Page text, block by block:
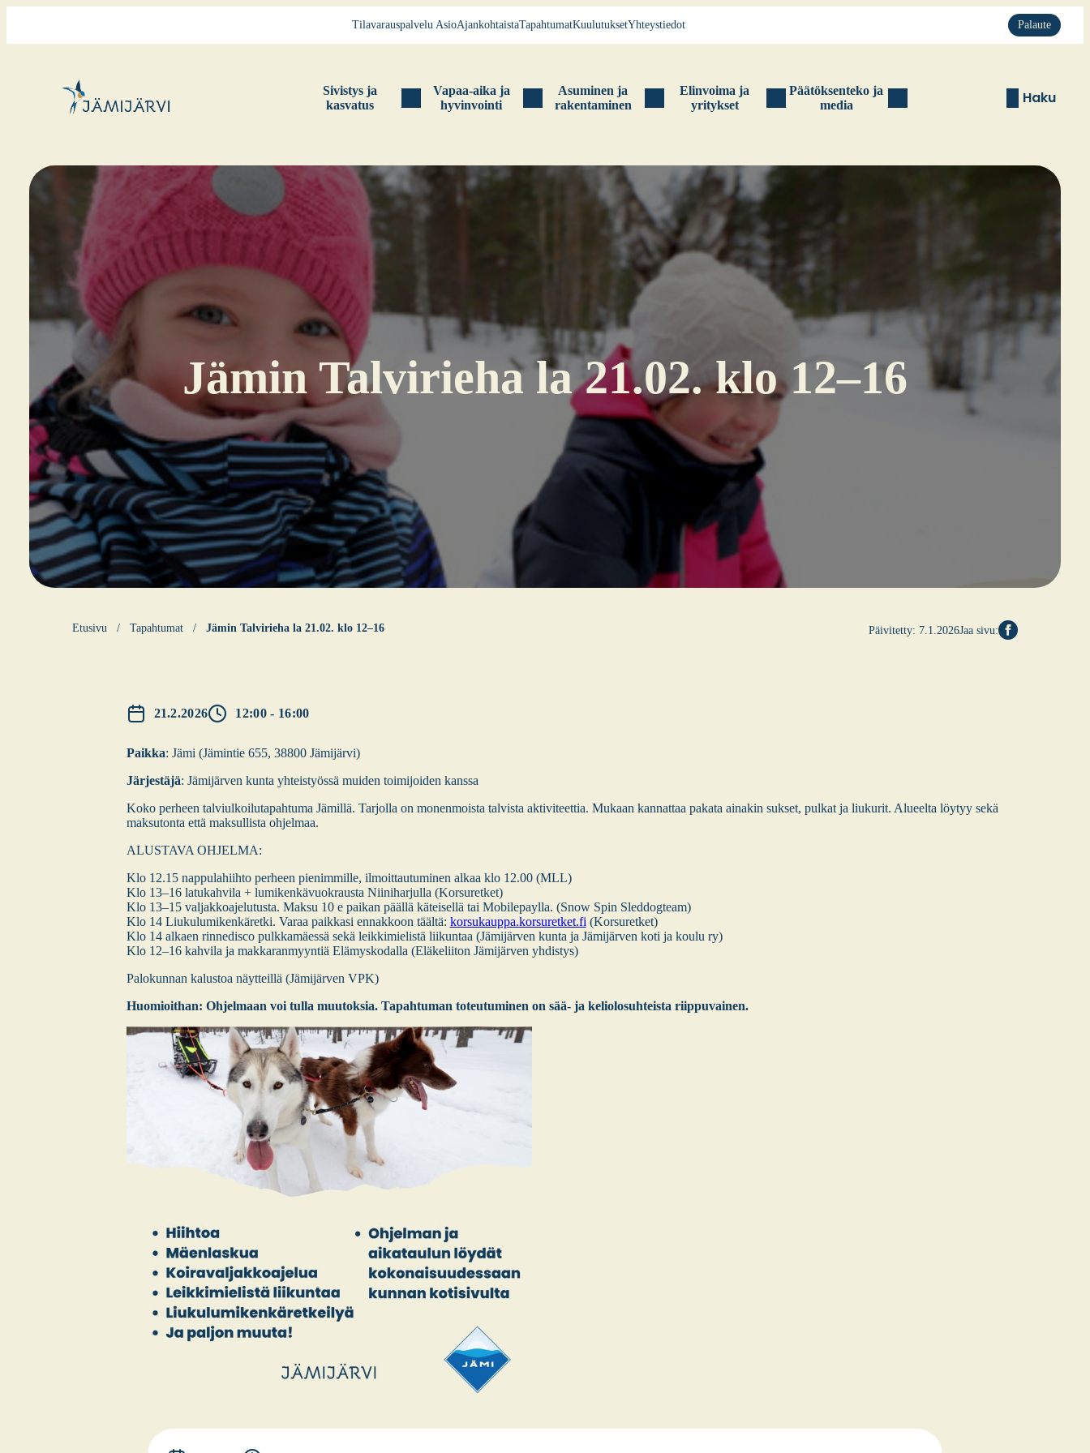
Tila­va­raus­pal­ve­lu AsioAjan­koh­tais­taTapah­tu­matKuu­lu­tuk­setYhteys­tie­dot Palaute
Sivis­tys ja
kas­va­tus
Vapaa-aika ja
hyvin­voin­ti
Asu­mi­nen ja
raken­ta­mi­nen
Elin­voi­ma ja
yri­tyk­set
Pää­tök­sen­te­ko ja
media
Haku
Jämin Tal­vi­rie­ha la 21.02. klo 12–16
Etusi­vu Tapahtumat Jämin Tal­vi­rie­ha la 21.02. klo 12–16 Päivitetty: 7.1.2026Jaa sivu:
21.2.2026 12:00 - 16:00
Paik­ka: Jämi (Jämin­tie 655, 38800 Jämi­jär­vi)
Jär­jes­tä­jä: Jämi­jär­ven kun­ta yhteis­työs­sä mui­den toi­mi­joi­den kans­sa
Koko per­heen tal­viul­koi­lu­ta­pah­tu­ma Jämil­lä. Tar­jol­la on monen­mois­ta tal­vis­ta akti­vi­teet­tia. Mukaan kan­nat­taa paka­ta aina­kin suk­set, pul­kat ja liu­ku­rit. Alu­eel­ta löy­tyy sekä
mak­su­ton­ta että mak­sul­lis­ta ohjel­maa.
ALUSTAVA OHJELMA:
Klo 12.15 nap­pu­la­hiih­to per­heen pie­nim­mil­le, ilmoit­tau­tu­mi­nen alkaa klo 12.00 (MLL)
Klo 13–16 latu­kah­vi­la + lumi­ken­kä­vuo­kraus­ta Nii­ni­har­jul­la (Kor­su­ret­ket)
Klo 13–15 val­jak­koa­je­lu­tus­ta. Mak­su 10 e pai­kan pääl­lä kätei­sel­lä tai Mobi­le­payl­la. (Snow Spin Sled­dog­team)
Klo 14 Liu­ku­lu­mi­ken­kä­ret­ki. Varaa paik­ka­si ennak­koon tääl­tä: korsukauppa.korsuretket.fi (Kor­su­ret­ket)
Klo 14 alkaen rin­ne­disco pulk­ka­mäes­sä sekä leik­ki­mie­lis­tä lii­kun­taa (Jämi­jär­ven kun­ta ja Jämi­jär­ven koti ja kou­lu ry)
Klo 12–16 kah­vi­la ja mak­ka­ran­myyn­tiä Elä­mys­ko­dal­la (Elä­ke­lii­ton Jämi­jär­ven yhdis­tys)
Palo­kun­nan kalus­toa näyt­teil­lä (Jämi­jär­ven VPK)
Huo­mioit­han: Ohjel­maan voi tul­la muu­tok­sia. Tapah­tu­man toteu­tu­mi­nen on sää- ja kelio­lo­suh­teis­ta riip­pu­vai­nen.